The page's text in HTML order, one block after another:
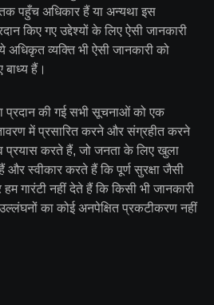
पहुँच अधिकार हैं या अन्यथा इस
किए गए उद्देश्यों के लिए ऐसी जानकारी
व्यक्ति भी ऐसी जानकारी को
बाध्य हैं।
प्रदान की गई सभी सूचनाओं को एक
में प्रसारित करने और संग्रहीत करने
प्रयास करते हैं, जो जनता के लिए खुला
स्वीकार करते हैं कि पूर्ण सुरक्षा जैसी
गारंटी नहीं देते हैं कि किसी भी जानकारी
का कोई अनपेक्षित प्रकटीकरण नहीं